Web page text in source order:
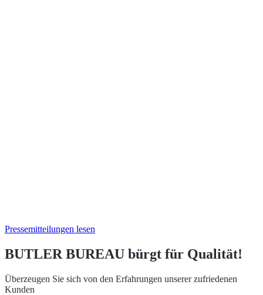
Pressemitteilungen lesen
BUTLER BUREAU bürgt für Qualität!
Überzeugen Sie sich von den Erfahrungen unserer zufriedenen
Kunden